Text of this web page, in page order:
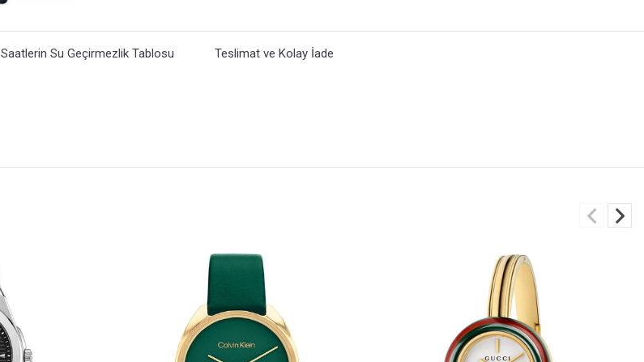
Saatlerin Su Geçirmezlik Tablosu Teslimat ve Kolay İade